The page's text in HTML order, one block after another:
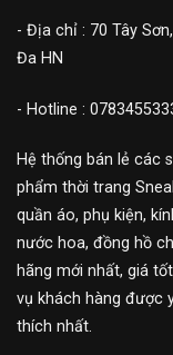
- Địa chỉ : 70 Tây
Đa HN
- Hotline :
Hệ thống bán lẻ các
phẩm thời trang
quần áo, phụ kiện,
nước hoa, đồng hồ
hãng mới nhất, giá
vụ khách hàng được
thích nhất.